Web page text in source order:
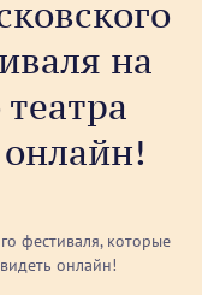
на
фестиваля, которые
онлайн!